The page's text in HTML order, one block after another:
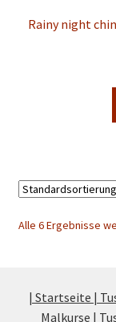
Rainy night
Alle 6 Ergebnisse
| Startseite |
Malkurse |